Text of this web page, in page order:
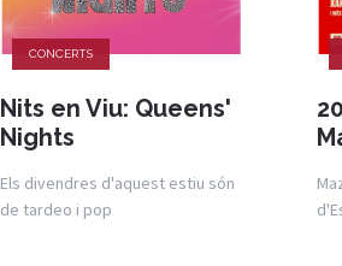
CONCERTS
Nits en Viu: Queens'
Nights
Els divendres d'aquest estiu són
de tardeo i pop